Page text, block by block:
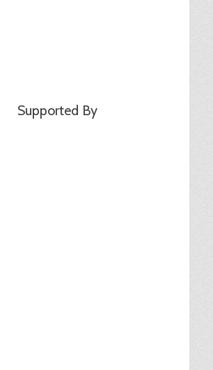
Supported By